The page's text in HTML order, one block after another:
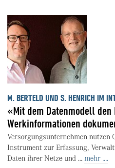
M. BERTELD UND S. HENRICH IM
«Mit dem Datenmodell
Werkinformationen
Versorgungsunternehmen nutzen
Instrument zur Erfassung,
Daten ihrer Netze und ... mehr ....